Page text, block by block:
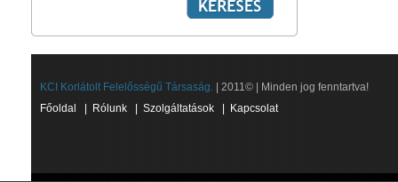
KCI Korlátolt Felelősségű Társaság. | 2011© | Minden jog fenntartva!
Főoldal
Rólunk Szolgáltatások Kapcsolat